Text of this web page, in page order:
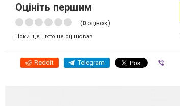
Оцініть першим
(0 оцінок)
Поки ще ніхто не оцінював
Reddit Telegram